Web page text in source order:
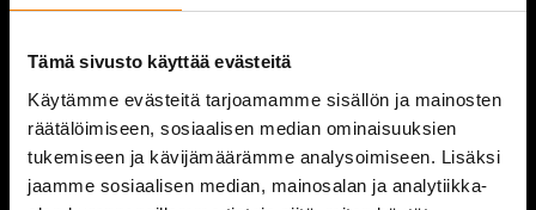
Tämä sivusto käyttää evästeitä
Käytämme evästeitä tarjoamamme sisällön ja mainosten
räätälöimiseen, sosiaalisen median ominaisuuksien
tukemiseen ja kävijämäärämme analysoimiseen. Lisäksi
jaamme sosiaalisen median, mainosalan ja analytiikka-
YRITYS
YHTEYSTIEDOT